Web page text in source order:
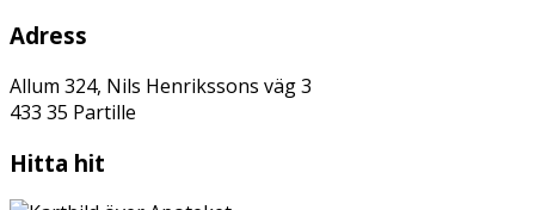
Adress
Allum 324, Nils Henrikssons väg 3
433 35 Partille
Hitta hit